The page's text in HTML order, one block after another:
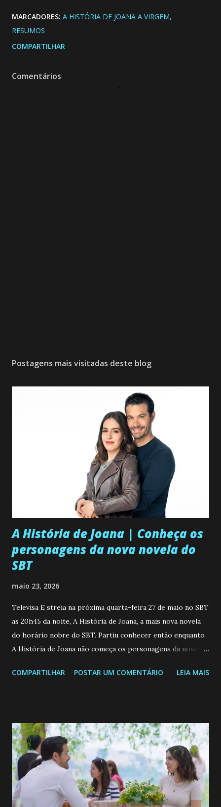
MARCADORES: A HISTÓRIA DE JOANA A VIRGEM
RESUMOS
COMPARTILHAR
Comentários
Postagens mais visitadas deste blog
A História de Joana | Conheça os
personagens da nova novela do
SBT
maio 23, 2026
Televisa E streia na próxima quarta-feira 27 de maio no SBT
as 20h45 da noite, A História de Joana, a mais nova novela
do horário nobre do SBT. Partiu conhecer então enquanto
A História de Joana não começa os personagens da novela?
de 25/05/26 a 31/05/26 JOANA GUADALUPE (Camila
permanecer virgem até encontrar o homem que realmente
ama, o que não é fácil, já que dedica todas as suas energias a
se aprimorar, trabalhando, estudando e se orgulhando de
ser a primeira mulher da família a ingressar na
universidade. Ela tem uma personalidade muito alegre, é
muito madura para a idade, determinada, criativa e
COMPARTILHAR POSTAR UM COMENTÁRIO LEIA MAIS